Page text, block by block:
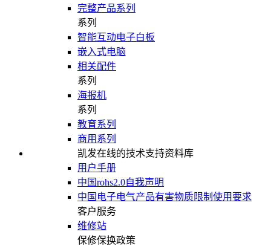
完整产品系列
系列
智能互动电子白板
嵌入式电脑
相关配件
系列
海报机
系列
教育系列
商用系列
凯发在线的技术支持资料库
用户手册
中国rohs2.0自我声明
中国电子电气产品有害物质限制使用要求
客户服务
维修站
保修保换政策